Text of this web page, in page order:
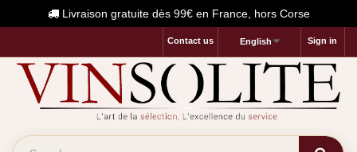
Livraison gratuite dès 99€ en France, hors Corse
Sign in
English
Contact us